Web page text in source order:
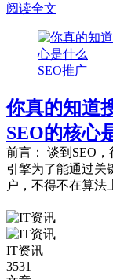
阅读全文
SEO推广
你真的知道
SEO的核心
前言： 谈到SEO
引擎为了能通过关
户，不得不在算
IT资讯
3531